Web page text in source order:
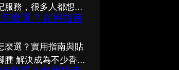
服務，很多人都想了
不知從何入手。市面
真假難辨。以下整理
意的重點，希望能幫
掌握簿記服務的相關
麼選？實用指南
麼選？實用指南與貼
腫 解決成為不少香港